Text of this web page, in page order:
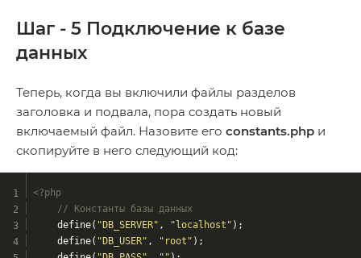
Шаг - 5 Подключение к базе
данных
Теперь, когда вы включили файлы разделов
заголовка и подвала, пора создать новый
включаемый файл. Назовите его constants.php и
скопируйте в него следующий код:
<?php
// Константы базы данных
	define(
"DB_SERVER" , "localhost" );
	define(
"DB_USER" , "root" );